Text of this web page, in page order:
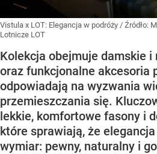
Vistula x LOT: Elegancja w podróży / Źródło:
Lotnicze LOT
Kolekcja obejmuje damskie
oraz funkcjonalne akcesoria
odpowiadają na wyzwania
przemieszczania się.
lekkie, komfortowe fasony i
które sprawiają, że
wymiar: pewny, naturalny i